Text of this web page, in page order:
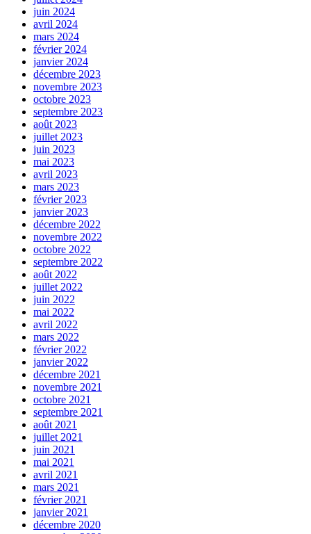
juin 2024
avril 2024
mars 2024
février 2024
janvier 2024
décembre 2023
novembre 2023
octobre 2023
septembre 2023
août 2023
juillet 2023
juin 2023
mai 2023
avril 2023
mars 2023
février 2023
janvier 2023
décembre 2022
novembre 2022
octobre 2022
septembre 2022
août 2022
juillet 2022
juin 2022
mai 2022
avril 2022
mars 2022
février 2022
janvier 2022
décembre 2021
novembre 2021
octobre 2021
septembre 2021
août 2021
juillet 2021
juin 2021
mai 2021
avril 2021
mars 2021
février 2021
janvier 2021
décembre 2020